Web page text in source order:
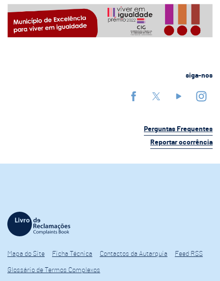
siga-nos
Perguntas Frequentes
Reportar ocorrência
Mapa do Site Ficha Técnica Contactos da Autarquia Feed RSS
Glossário de Termos Complexos